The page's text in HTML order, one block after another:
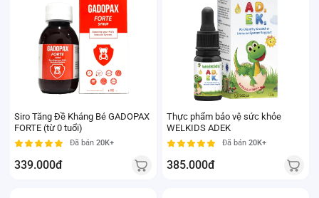
Siro Tăng Đề Kháng Bé GADOPAX
FORTE (từ 0 tuổi)
Đã bán 20K+
339.000đ
Thực phẩm bảo vệ sức khỏe
WELKIDS ADEK
Đã bán 20K+
385.000đ